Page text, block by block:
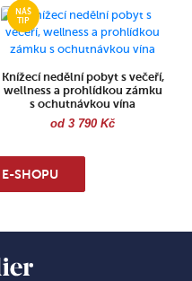
Knížecí nedělní pobyt s večeří,
wellness a prohlídkou zámku
s ochutnávkou vína
od 3 790 Kč
E-SHOPU